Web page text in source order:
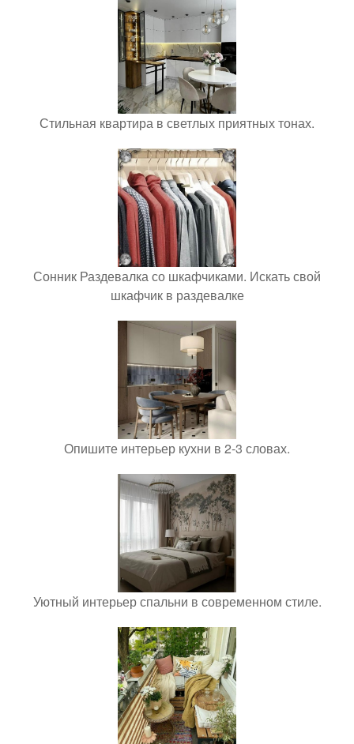
Стильная квартира в светлых приятных тонах.
Сонник Раздевалка со шкафчиками. Искать свой
шкафчик в раздевалке
Опишите интерьер кухни в 2-3 словах.
Уютный интерьер спальни в современном стиле.